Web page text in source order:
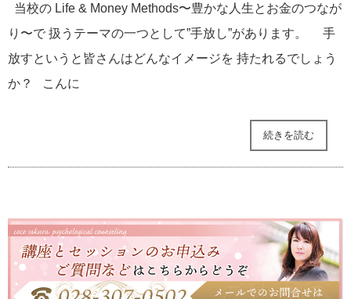
当校の Life & Money Methods〜豊かな人生とお金のつなが
り〜で 扱うテーマの一つとして”手放し”があります。 手
放すというと皆さんはどんなイメージを 持たれるでしょう
か？ こんに
続きを読む